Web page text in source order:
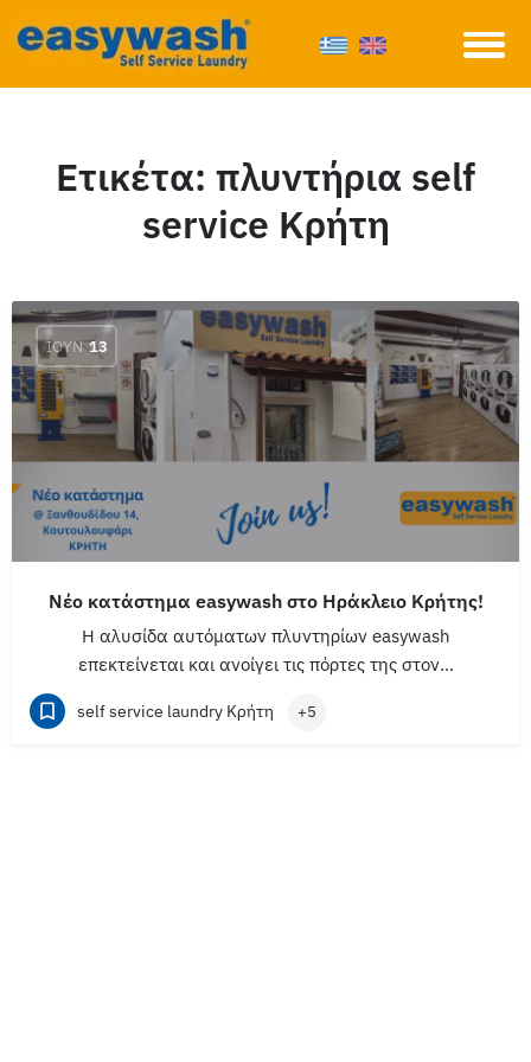
Ετικέτα: πλυντήρια self
service Κρήτη
ΙΟΎΝ 13
Νέο κατάστημα easywash στο Ηράκλειο Κρήτης!
Η αλυσίδα αυτόματων πλυντηρίων easywash
επεκτείνεται και ανοίγει τις πόρτες της στον…
self service laundry Κρήτη +5